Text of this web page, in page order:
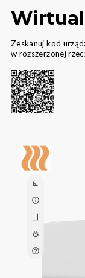
Zeskanuj kod
w rozszerzonej